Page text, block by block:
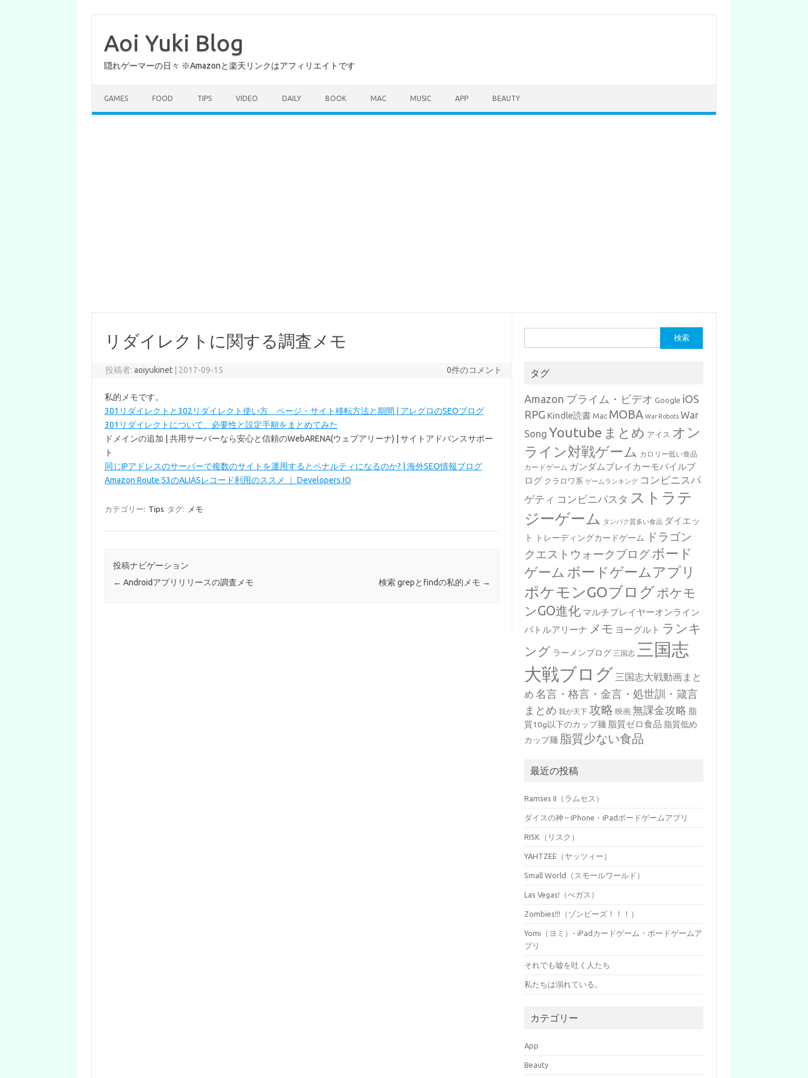
Aoi Yuki Blog
隠れゲーマーの日々 ※Amazonと楽天リンクはアフィリエイトです
GAMES FOOD TIPS VIDEO DAILY BOOK MAC MUSIC APP BEAUTY
リダイレクトに関する調査メモ
投稿者:aoiyukinet 2017-09-15 0件のコメント
私的メモです。
301リダイレクトと302リダイレクト使い方 ページ・サイト移転方法と期間 | アレグロのSEOブログ
301リダイレクトについて、必要性と設定手順をまとめてみた
ドメインの追加 | 共用サーバーなら安心と信頼のWebARENA(ウェブアリーナ) | サイトアドバンスサポー
ト
同じIPアドレスのサーバーで複数のサイトを運用するとペナルティになるのか? | 海外SEO情報ブログ
Amazon Route 53のALIASレコード利用のススメ ｜ Developers.IO
カテゴリー: Tips タグ: メモ
投稿ナビゲーション
← Androidアプリリリースの調査メモ 検索 grepとfindの私的メモ →
索:
タグ
Amazon プライム・ビデオ Google iOS
RPG Kindle読書 Mac MOBA War Robots War
Song Youtube まとめ アイス オン
ライン対戦ゲーム カロリー低い食品
カードゲーム ガンダムブレイカーモバイルブ
ログ クラロワ系 ゲームランキング コンビニスパ
ゲティ コンビニパスタ ストラテ
ジーゲーム
タンパク質多い食品 ダイエッ
ト
トレーディングカードゲーム
ドラゴン
クエストウォークブログボード
ゲーム ボードゲームアプリ
ポケモンGOブログポケモ
ンGO進化 マルチプレイヤーオンライン
バトルアリーナ メモ ヨーグルト ランキ
ング ラーメンブログ 三国志 三国志
大戦ブログ 三国志大戦動画まと
め 名言・格言・金言・処世訓・箴言
まとめ 我が天下 攻略 映画 無課金攻略 脂
質10g以下のカップ麺 脂質ゼロ食品 脂質低め
カップ麺 脂質少ない食品
最近の投稿
Ramses II（ラムセス）
ダイスの神 – iPhone・iPadボードゲームアプリ
RISK（リスク）
YAHTZEE（ヤッツィー）
Small World（スモールワールド）
Las Vegas!（べガス）
Zombies!!!（ゾンビーズ！！！）
Yomi（ヨミ）- iPadカードゲーム・ボードゲームア
プリ
それでも嘘を吐く人たち
私たちは溺れている。
カテゴリー
App
Beauty